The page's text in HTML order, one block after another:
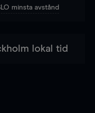
minsta avstånd
lokal tid